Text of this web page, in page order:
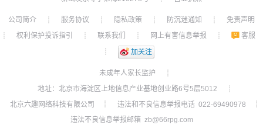
公司简介 ┊ 服务协议 ┊ 隐私政策 ┊ 防沉迷通知 ┊
免责声明
┊
权利保护投诉指引 ┊ 联系我们 ┊ 网上有害信息举报 ┊
客服
┊
加关注
未成年人家长监护
┊
地址：北京市海淀区上地信息产业基地创业路6号5层5012
┊
北京六趣网络科技有限公司
┊ 违法和不良信息举报电话 022-69490978
┊
违法不良信息举报邮箱 zb@66rpg.com